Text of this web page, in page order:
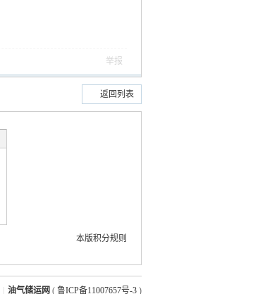
举报
返回列表
本版积分规则
油气储运网 ( 鲁ICP备11007657号-3 )